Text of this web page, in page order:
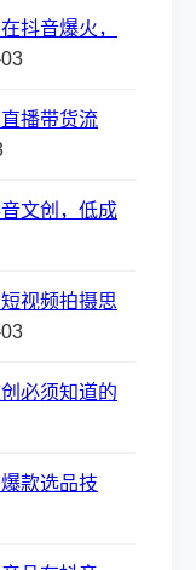
抖音爆火，
播带货流
文创，低成
视频拍摄思
必须知道的
款选品技